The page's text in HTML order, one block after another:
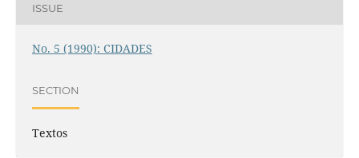
ISSUE
No. 5 (1990): CIDADES
SECTION
Textos